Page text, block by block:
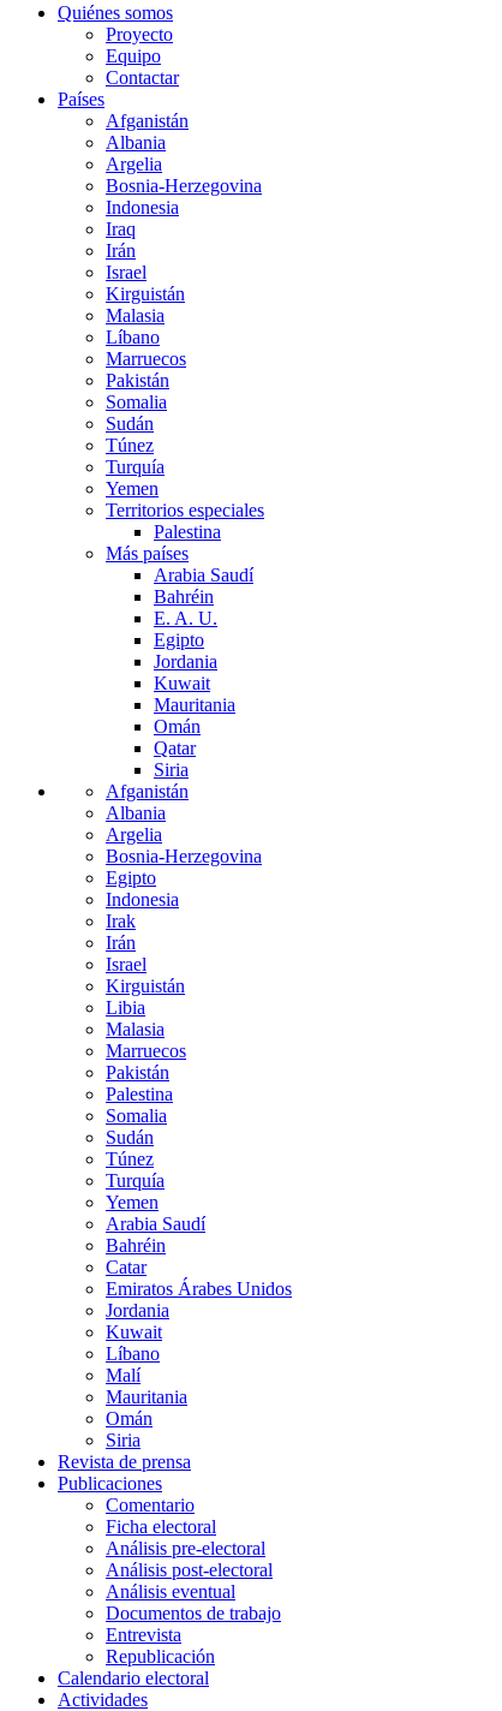
Quiénes somos
Proyecto
Equipo
Contactar
Países
Afganistán
Albania
Argelia
Bosnia-Herzegovina
Indonesia
Iraq
Irán
Israel
Kirguistán
Malasia
Líbano
Marruecos
Pakistán
Somalia
Sudán
Túnez
Turquía
Yemen
Territorios especiales
Palestina
Más países
Arabia Saudí
Bahréin
E. A. U.
Egipto
Jordania
Kuwait
Mauritania
Omán
Qatar
Siria
Afganistán
Albania
Argelia
Bosnia-Herzegovina
Egipto
Indonesia
Irak
Irán
Israel
Kirguistán
Libia
Malasia
Marruecos
Pakistán
Palestina
Somalia
Sudán
Túnez
Turquía
Yemen
Arabia Saudí
Bahréin
Catar
Emiratos Árabes Unidos
Jordania
Kuwait
Líbano
Malí
Mauritania
Omán
Siria
Revista de prensa
Publicaciones
Comentario
Ficha electoral
Análisis pre-electoral
Análisis post-electoral
Análisis eventual
Documentos de trabajo
Entrevista
Republicación
Calendario electoral
Actividades